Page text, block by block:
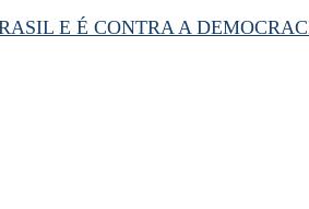
E É CONTRA A